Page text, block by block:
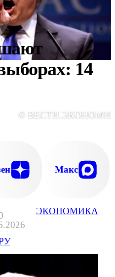
ЭКОНОМИКА
14
©
Макс